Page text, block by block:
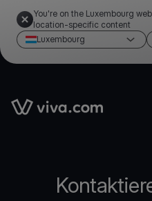
You're on the Luxembourg
location-specific content
Luxembourg
Link to the homepage